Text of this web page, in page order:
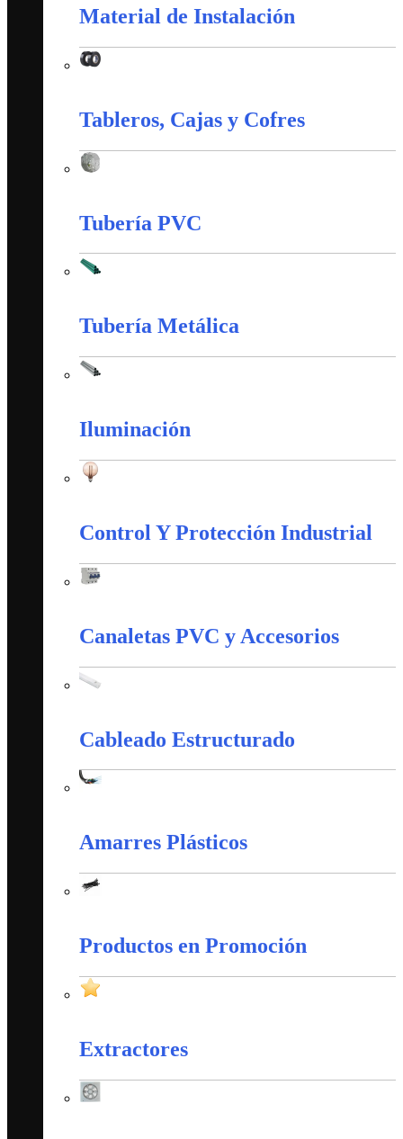
Material de Instalación
Tableros, Cajas y Cofres
Tubería PVC
Tubería Metálica
Iluminación
Control Y Protección Industrial
Canaletas PVC y Accesorios
Cableado Estructurado
Amarres Plásticos
Productos en Promoción
Extractores